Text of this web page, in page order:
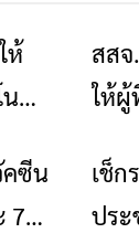
เชียงราย
ห้
สสจ
ให้ผู้
เข็ม
เชียงราย
คซีน
7
เช็ก
ประ